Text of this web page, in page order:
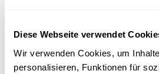
Diese Webseite verwendet
Wir verwenden Cookies, um
personalisieren, Funktionen für